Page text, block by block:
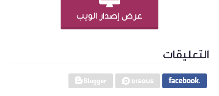
عرض إصدار الويب
التعليقات